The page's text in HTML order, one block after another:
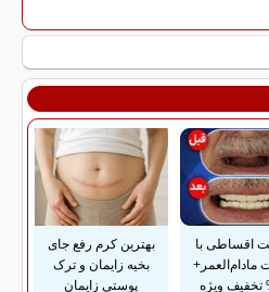
اقساطی با
مادام‌العمر+
بهترین کرم رفع جای
بخیه زایمان و ترک
پوستی زایمان